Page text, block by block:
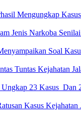
Mengungkap
Jenis Narkoba
Soal
Tuntas Kejahatan
23 Kasus Dan
Kasus